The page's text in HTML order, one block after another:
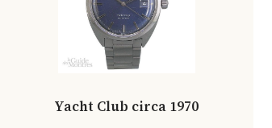
Yacht Club circa 1970